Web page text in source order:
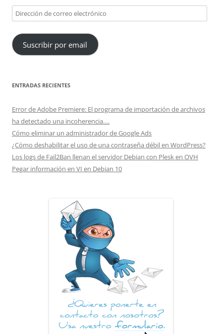
Dirección
de
correo
electrónico
Suscribir por email
ENTRADAS RECIENTES
Error de Adobe Premiere: El programa de importación de archivos
ha detectado una incoherencia….
Cómo eliminar un administrador de Google Ads
¿Cómo deshabilitar el uso de una contraseña débil en WordPress?
Los logs de Fail2Ban llenan el servidor Debian con Plesk en OVH
Pegar información en VI en Debian 10